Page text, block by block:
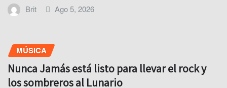
Brit Ago 5, 2026
MÚSICA
Nunca Jamás está listo para llevar el rock y
los sombreros al Lunario